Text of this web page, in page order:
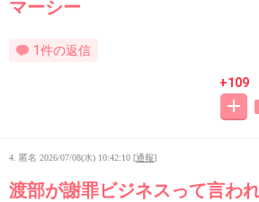
マーシー
1件の返信
+109
4. 匿名 2026/07/08(水) 10:42:10 [通報]
渡部が謝罪ビジネスって言わ